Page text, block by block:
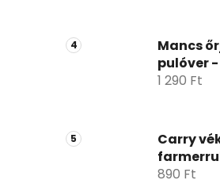
Mancs
pulóver -
1 290 Ft
Carry
890 Ft